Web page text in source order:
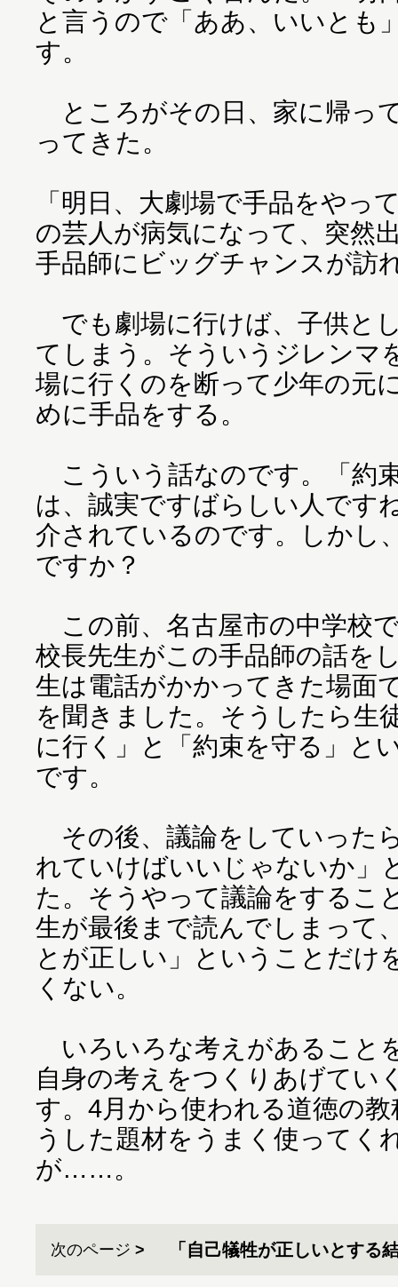
と言うので「ああ、いいとも
す。
ところがその日、家に帰っ
ってきた。
「明日、大劇場で手品をやっ
の芸人が病気になって、突然
手品師にビッグチャンスが訪
でも劇場に行けば、子供と
てしまう。そういうジレンマ
場に行くのを断って少年の元
めに手品をする。
こういう話なのです。「約
は、誠実ですばらしい人です
介されているのです。しかし
ですか？
この前、名古屋市の中学校
校長先生がこの手品師の話を
生は電話がかかってきた場面
を聞きました。そうしたら生
に行く」と「約束を守る」と
です。
その後、議論をしていった
れていけばいいじゃないか」
た。そうやって議論をするこ
生が最後まで読んでしまって
とが正しい」ということだけ
くない。
いろいろな考えがあること
自身の考えをつくりあげてい
す。4月から使われる道徳の
うした題材をうまく使ってく
が……。
次のページ 「自己犠牲が正しいとする